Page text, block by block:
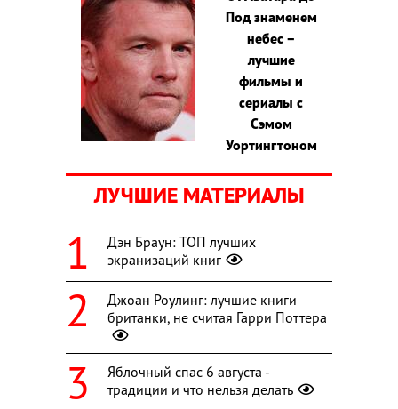
Под знаменем
небес –
лучшие
фильмы и
сериалы с
Сэмом
Уортингтоном
ЛУЧШИЕ МАТЕРИАЛЫ
Дэн Браун: ТОП лучших
экранизаций книг
Джоан Роулинг: лучшие книги
британки, не считая Гарри Поттера
Яблочный спас 6 августа -
традиции и что нельзя делать